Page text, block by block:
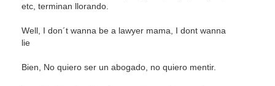
etc, terminan llorando.
Well, I don´t wanna be a lawyer mama, I dont wanna
lie
Bien, No quiero ser un abogado, no quiero mentir.